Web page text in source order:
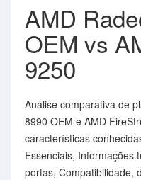
AMD
OEM vs
9250
Análise comparativa de
8990 OEM e AMD
características
Essenciais, Informações
portas, Compatibilidade,